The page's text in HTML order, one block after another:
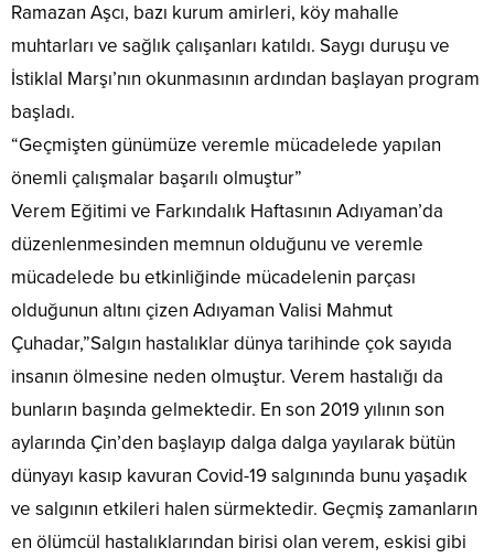
Ramazan Aşcı, bazı kurum amirleri, köy mahalle
muhtarları ve sağlık çalışanları katıldı. Saygı duruşu ve
İstiklal Marşı’nın okunmasının ardından başlayan program
başladı.
“Geçmişten günümüze veremle mücadelede yapılan
önemli çalışmalar başarılı olmuştur”
Verem Eğitimi ve Farkındalık Haftasının Adıyaman’da
düzenlenmesinden memnun olduğunu ve veremle
mücadelede bu etkinliğinde mücadelenin parçası
olduğunun altını çizen Adıyaman Valisi Mahmut
Çuhadar,”Salgın hastalıklar dünya tarihinde çok sayıda
insanın ölmesine neden olmuştur. Verem hastalığı da
bunların başında gelmektedir. En son 2019 yılının son
aylarında Çin’den başlayıp dalga dalga yayılarak bütün
dünyayı kasıp kavuran Covid-19 salgınında bunu yaşadık
ve salgının etkileri halen sürmektedir. Geçmiş zamanların
en ölümcül hastalıklarından birisi olan verem, eskisi gibi